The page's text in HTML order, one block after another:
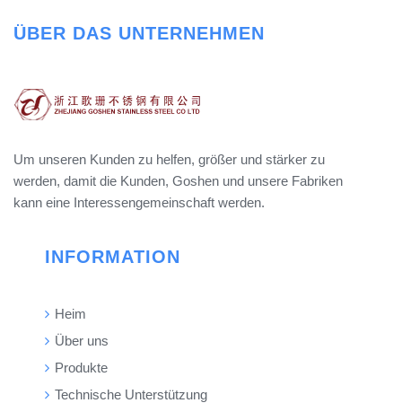
ÜBER DAS UNTERNEHMEN
Um unseren Kunden zu helfen, größer und stärker zu
werden, damit die Kunden, Goshen und unsere Fabriken
kann eine Interessengemeinschaft werden.
INFORMATION
Heim
Über uns
Produkte
Technische Unterstützung